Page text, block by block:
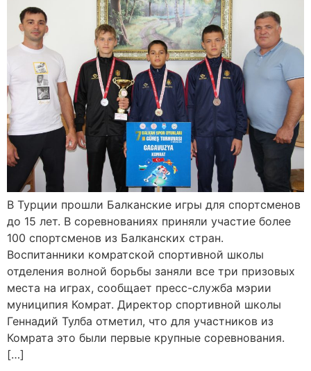
В Турции прошли Балканские игры для спортсменов
до 15 лет. В соревнованиях приняли участие более
100 спортсменов из Балканских стран.
Воспитанники комратской спортивной школы
отделения волной борьбы заняли все три призовых
места на играх, сообщает пресс-служба мэрии
муниципия Комрат. Директор спортивной школы
Геннадий Тулба отметил, что для участников из
Комрата это были первые крупные соревнования.
[…]